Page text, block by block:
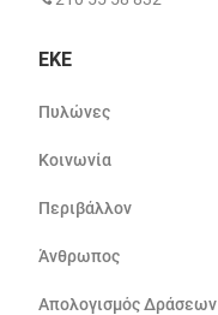
ΕΚΕ
Πυλώνες
Κοινωνία
Περιβάλλον
Άνθρωπος
Απολογισμός Δράσεων